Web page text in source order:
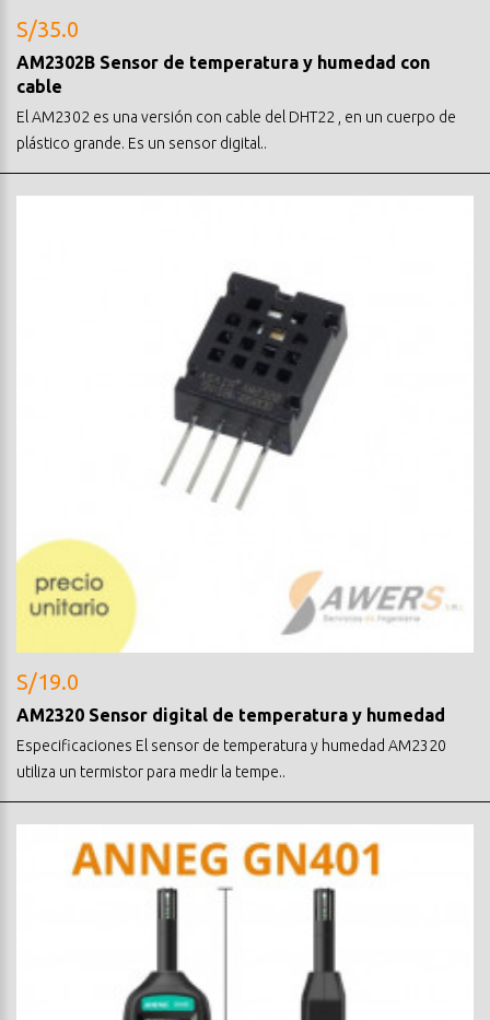
S/35.0
AM2302B Sensor de temperatura y humedad con
cable
El AM2302 es una versión con cable del DHT22 , en un cuerpo de
plástico grande. Es un sensor digital..
S/19.0
AM2320 Sensor digital de temperatura y humedad
Especificaciones El sensor de temperatura y humedad AM2320
utiliza un termistor para medir la tempe..